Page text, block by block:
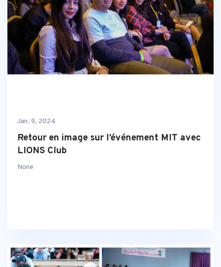
Jan. 9, 2024
Retour en image sur l’événement MIT avec
LIONS Club
None